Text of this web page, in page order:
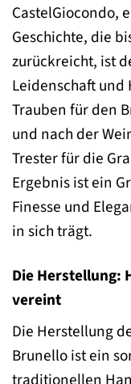
CastelGiocondo,
Geschichte, die
zurückreicht, ist
Leidenschaft
Trauben für den
und nach der
Trester für die
Ergebnis ist ein
Finesse und
in sich trägt.
Die Herstellung:
vereint
Die Herstellung
Brunello ist ein